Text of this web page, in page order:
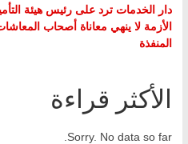
دار الخدمات ترد على رئيس هيئة
الأزمة لا ينهي معاناة أصحاب
المنفذة
الأكثر قراءة
Sorry. No data so far.